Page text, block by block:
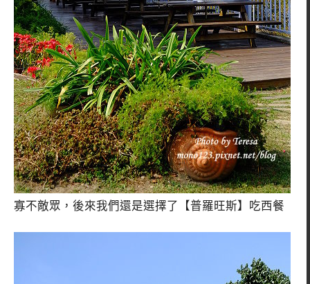
寡不敵眾，後來我們還是選擇了【普羅旺斯】吃西餐